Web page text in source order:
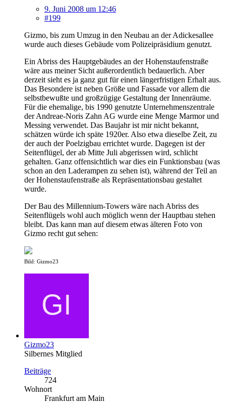
9. Juni 2008 um 12:46
#199
Gizmo, bis zum Umzug in den Neubau an der Adickesallee
wurde auch dieses Gebäude vom Polizeipräsidium genutzt.
Ein Abriss des Hauptgebäudes an der Hohenstaufenstraße
wäre aus meiner Sicht außerordentlich bedauerlich. Aber
derzeit sieht es ja ganz gut für einen längerfristigen Erhalt aus.
Das Besondere ist neben Größe und Fassade vor allem die
selbstbewußte und großzügige Gestaltung der Innenräume.
Für die ehemalige, bis 1990 genutzte Unternehmenszentrale
der Andreae-Noris Zahn AG wurde eine Menge Marmor und
Messing verwendet. Das Baujahr ist mir nicht bekannt,
schätzen würde ich späte 1920er. Also etwa dieselbe Zeit, zu
der auch der Poelzigbau errichtet wurde. Dagegen ist der
Seitenflügel, der ab Mitte Juli abgerissen wird, schlicht
gehalten. Ganz offensichtlich war dies ein Funktionsbau (was
schon an den Laderampen zu sehen ist), während der Teil an
der Hohenstaufenstraße als Repräsentationsbau gestaltet
wurde.
Der Bau des Millennium-Towers wäre nach Abriss des
Seitenflügels wohl auch möglich wenn der Hauptbau stehen
bleibt. Das kann man auf diesem etwas älteren Foto von
Gizmo recht gut sehen:
Bild: Gizmo23
Gizmo23
Silbernes Mitglied
Beiträge
724
Wohnort
Frankfurt am Main